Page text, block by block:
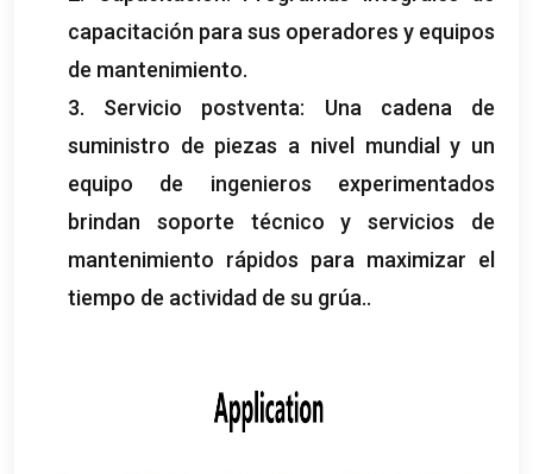
capacitación para sus operadores y equipos
de mantenimiento.
3. Servicio postventa: Una cadena de
suministro de piezas a nivel mundial y un
equipo de ingenieros experimentados
brindan soporte técnico y servicios de
mantenimiento rápidos para maximizar el
tiempo de actividad de su grúa..